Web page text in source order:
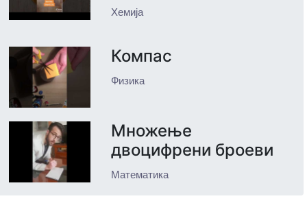
Хемија
Компас
Физика
Множење
двоцифрени броеви
Математика